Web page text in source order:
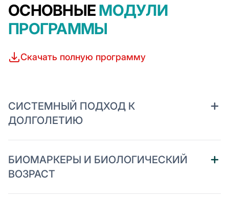
ОСНОВНЫЕМОДУЛИ
ПРОГРАММЫ
Скачать полную программу
СИСТЕМНЫЙ ПОДХОД К
ДОЛГОЛЕТИЮ
БИОМАРКЕРЫ И БИОЛОГИЧЕСКИЙ
ВОЗРАСТ